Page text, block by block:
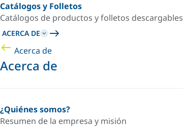
Catálogos y Folletos
Catálogos de productos y folletos descargables
ACERCA DE
Acerca de
Acerca de
¿Quiénes somos?
Resumen de la empresa y misión